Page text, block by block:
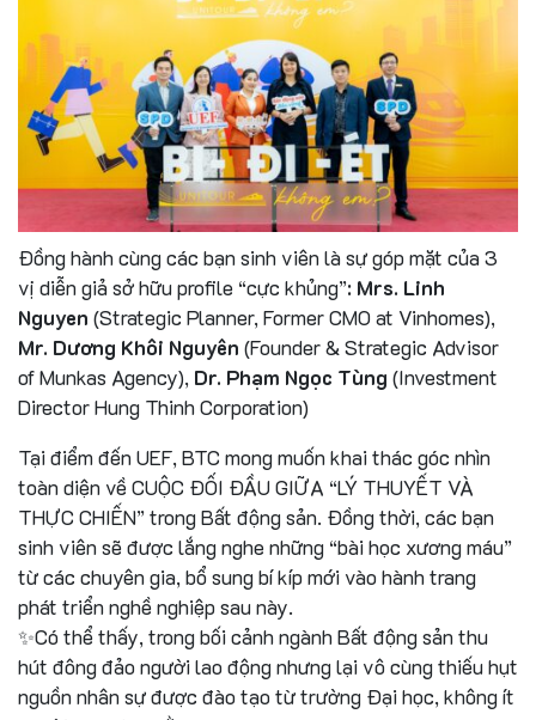
Đồng hành cùng các bạn sinh viên là sự góp mặt của 3
vị diễn giả sở hữu profile “cực khủng”: Mrs. Linh
Nguyen (Strategic Planner, Former CMO at Vinhomes),
Mr. Dương Khôi Nguyên (Founder & Strategic Advisor
of Munkas Agency), Dr. Phạm Ngọc Tùng (Investment
Director Hung Thinh Corporation)
Tại điểm đến UEF, BTC mong muốn khai thác góc nhìn
toàn diện về CUỘC ĐỐI ĐẦU GIỮA “LÝ THUYẾT VÀ
THỰC CHIẾN” trong Bất động sản. Đồng thời, các bạn
sinh viên sẽ được lắng nghe những “bài học xương máu”
từ các chuyên gia, bổ sung bí kíp mới vào hành trang
phát triển nghề nghiệp sau này.
✨Có thể thấy, trong bối cảnh ngành Bất động sản thu
hút đông đảo người lao động nhưng lại vô cùng thiếu hụt
nguồn nhân sự được đào tạo từ trường Đại học, không ít